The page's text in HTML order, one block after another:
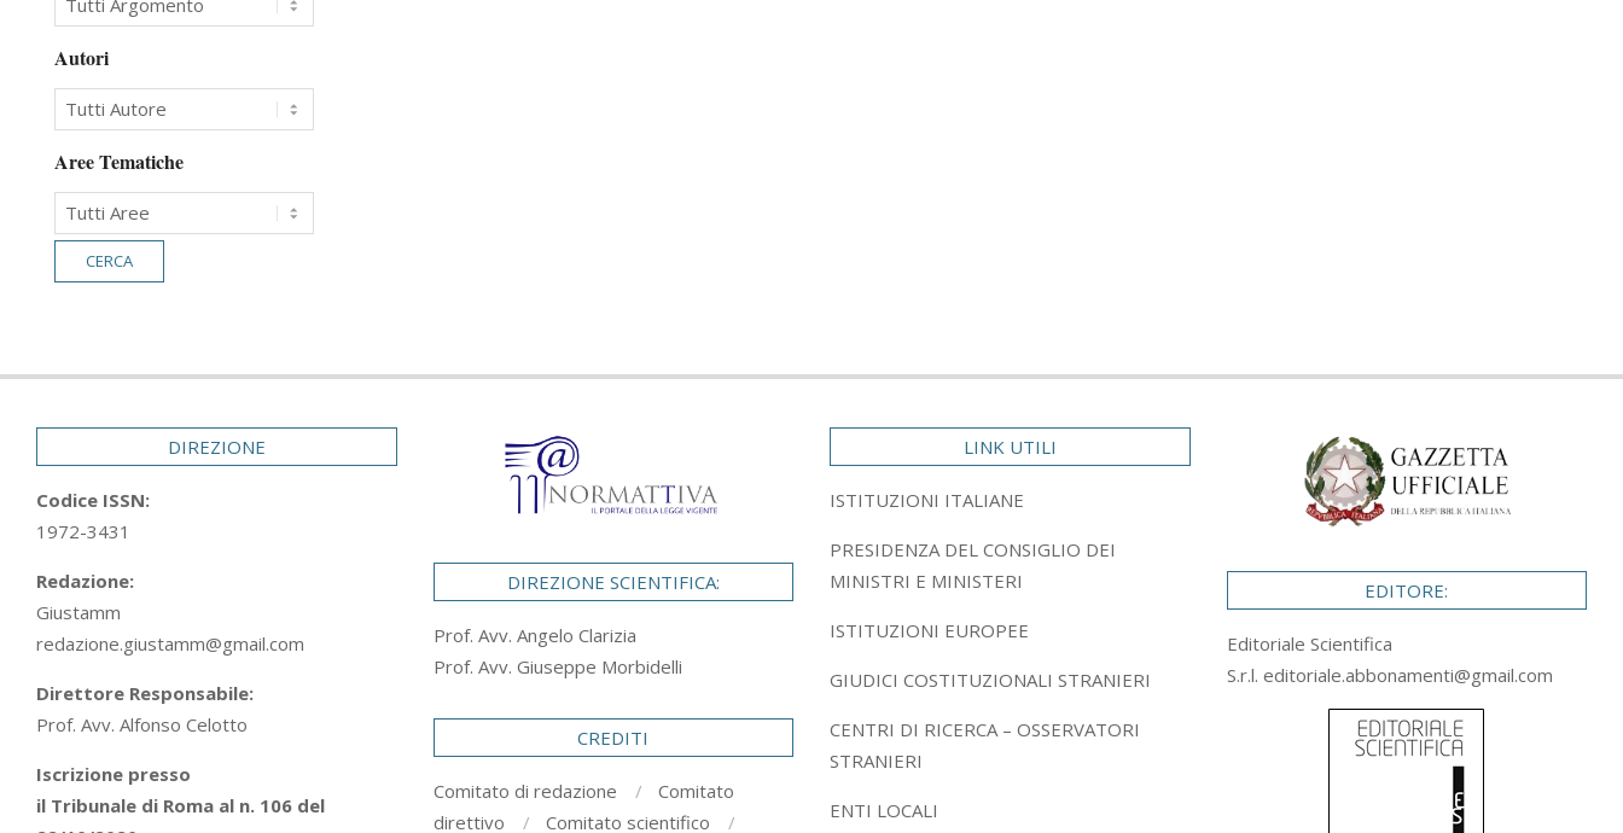
Autori
Aree Tematiche
DIREZIONE
Codice ISSN:
1972-3431
Redazione:
Giustamm
redazione.giustamm@gmail.com
Direttore Responsabile:
Prof. Avv. Alfonso Celotto
Iscrizione presso
il Tribunale di Roma al n. 106 del
DIREZIONE SCIENTIFICA:
Prof. Avv. Angelo Clarizia
Prof. Avv. Giuseppe Morbidelli
CREDITI
Comitato di redazione
Comitato
direttivo
Comitato scientifico
LINK UTILI
ISTITUZIONI ITALIANE
PRESIDENZA DEL CONSIGLIO DEI
MINISTRI E MINISTERI
ISTITUZIONI EUROPEE
GIUDICI COSTITUZIONALI STRANIERI
CENTRI DI RICERCA – OSSERVATORI
STRANIERI
ENTI LOCALI
EDITORE:
Editoriale Scientifica
S.r.l. editoriale.abbonamenti@gmail.com